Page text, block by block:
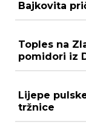
Bajkovita
Toples na
pomidori iz
Lijepe
tržnice